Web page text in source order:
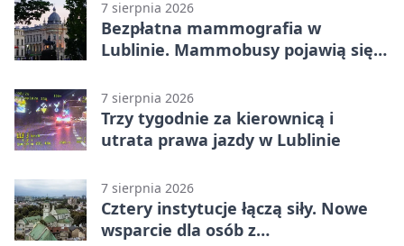
7 sierpnia 2026
Bezpłatna mammografia w
Lublinie. Mammobusy pojawią się
7 sierpnia 2026
Trzy tygodnie za kierownicą i
utrata prawa jazdy w Lublinie
7 sierpnia 2026
Cztery instytucje łączą siły. Nowe
wsparcie dla osób z